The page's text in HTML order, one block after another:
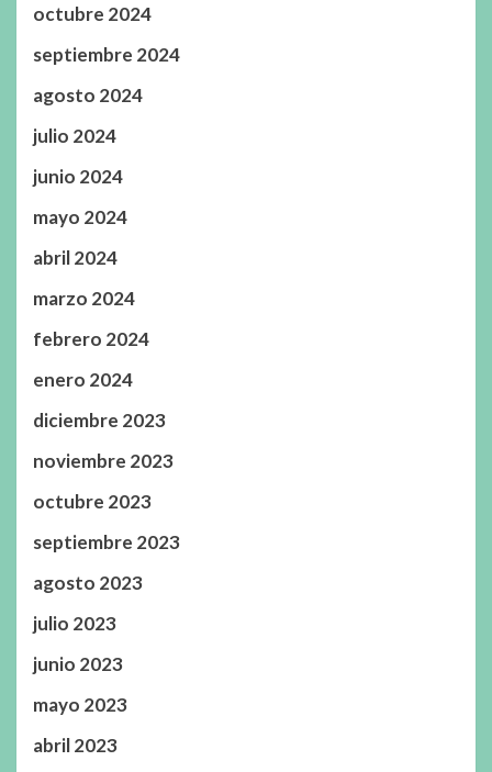
octubre 2024
septiembre 2024
agosto 2024
julio 2024
junio 2024
mayo 2024
abril 2024
marzo 2024
febrero 2024
enero 2024
diciembre 2023
noviembre 2023
octubre 2023
septiembre 2023
agosto 2023
julio 2023
junio 2023
mayo 2023
abril 2023